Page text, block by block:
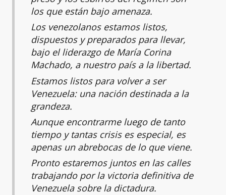
los que están bajo amenaza.
Los venezolanos estamos listos,
dispuestos y preparados para llevar,
bajo el liderazgo de María Corina
Machado, a nuestro país a la libertad.
Estamos listos para volver a ser
Venezuela: una nación destinada a la
grandeza.
Aunque encontrarme luego de tanto
tiempo y tantas crisis es especial, es
apenas un abrebocas de lo que viene.
Pronto estaremos juntos en las calles
trabajando por la victoria definitiva de
Venezuela sobre la dictadura.